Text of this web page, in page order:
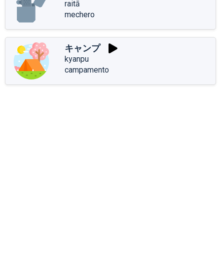
raitā
mechero
キャンプ
kyanpu
campamento